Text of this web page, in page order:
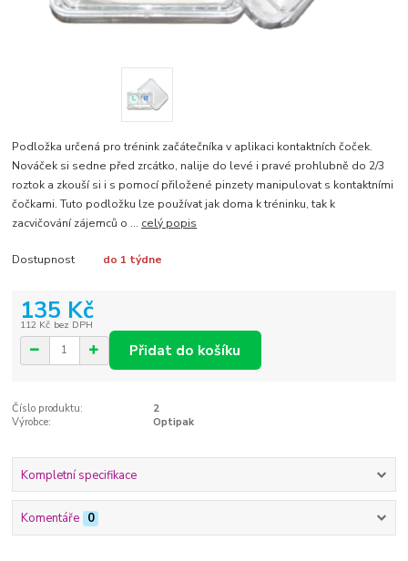
Podložka určená pro trénink začátečníka v aplikaci kontaktních čoček.
Nováček si sedne před zrcátko, nalije do levé i pravé prohlubně do 2/3
roztok a zkouší si i s pomocí přiložené pinzety manipulovat s kontaktními
čočkami. Tuto podložku lze používat jak doma k tréninku, tak k
zacvičování zájemců o ... celý popis
Dostupnost do 1 týdne
135 Kč
112 Kč bez DPH
Přidat do košíku
Číslo produktu:
2
Výrobce:
Optipak
Kompletní specifikace
Komentáře 0